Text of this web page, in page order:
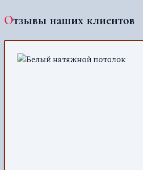
Отзывы наших клиентов